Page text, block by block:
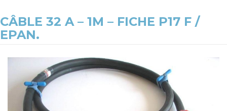
CÂBLE 32 A – 1M – FICHE P17 F /
EPAN.